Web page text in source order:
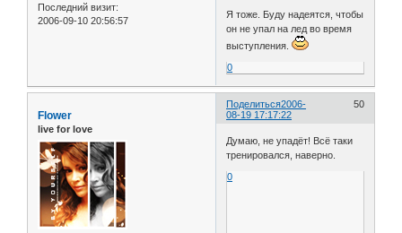
Последний визит:
2006-09-10 20:56:57
Я тоже. Буду надеятся, чтобы
он не упал на лед во время
выступления.
0
Поделиться 50
2006-
08-19 17:17:22
Flower
live for love
Думаю, не упадёт! Всё таки
тренировался, наверно.
0